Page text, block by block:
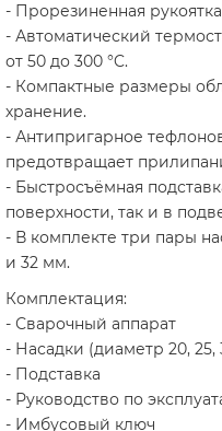
- Прорезиненная
- Автоматический
от 50 до 300 °C.
- Компактные размеры
хранение.
- Антипригарное
предотвращает
- Быстросъёмная
поверхности, так и в
- В комплекте три пары
и 32 мм.
Комплектация:
- Сварочный аппарат
- Насадки (диаметр 20, 25,
- Подставка
- Руководство по
- Имбусовый ключ